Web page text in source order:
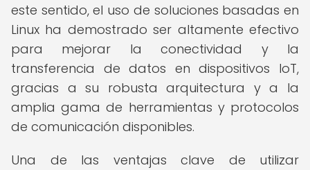
este sentido, el uso de soluciones basadas en
Linux ha demostrado ser altamente efectivo
para mejorar la conectividad y la
transferencia de datos en dispositivos IoT,
gracias a su robusta arquitectura y a la
amplia gama de herramientas y protocolos
de comunicación disponibles.
Una de las ventajas clave de utilizar